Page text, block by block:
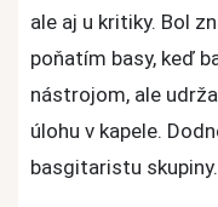
ale aj u kritiky. Bol
poňatím basy, keď
nástrojom, ale
úlohu v kapele.
basgitaristu skupiny.